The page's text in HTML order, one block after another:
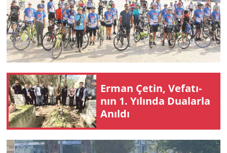
Erman Çetin, Ve­fa­tı­
nın 1. Yı­lın­da Du­alar­la
Anıl­dı